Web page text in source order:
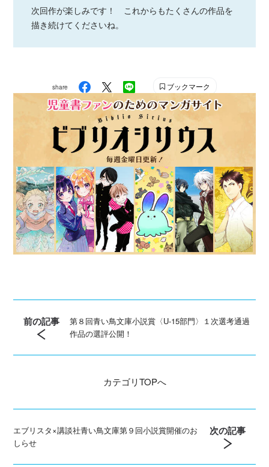
次回作が楽しみです！ これからもたくさんの作品を
描き続けてくださいね。
share ブックマーク
前の記事
第８回青い鳥文庫小説賞〈U‐15部門〉１次選考通過
作品の選評公開！
カテゴリTOPへ
エブリスタ×講談社青い鳥文庫第９回小説賞開催のお
しらせ
次の記事